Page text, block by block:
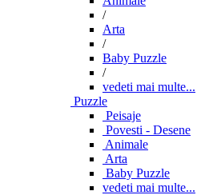
/
Arta
/
Baby Puzzle
/
vedeti mai multe...
Puzzle
Peisaje
Povesti - Desene
Animale
Arta
Baby Puzzle
vedeti mai multe...